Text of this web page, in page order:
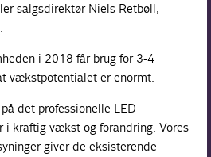
salgsdirektør Niels Retbøll,
i 2018 får brug for 3-4
vækstpotentialet er enormt.
det professionelle LED
i kraftig vækst og forandring. Vores
giver de eksisterende